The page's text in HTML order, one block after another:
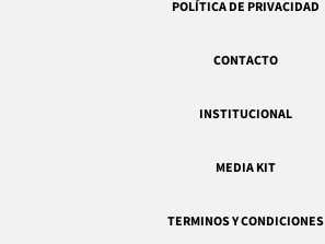
POLÍTICA DE PRIVACIDAD
CONTACTO
INSTITUCIONAL
MEDIA KIT
TERMINOS Y CONDICIONES